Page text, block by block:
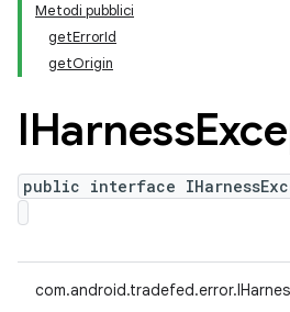
Metodi pubblici
getErrorId
getOrigin
IHarness
public interface